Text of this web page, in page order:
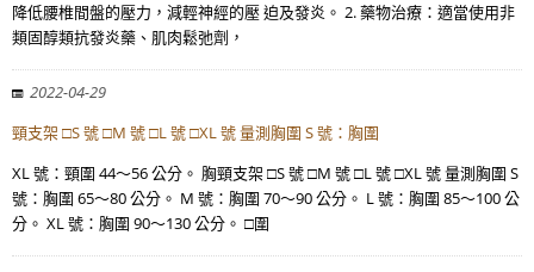
降低腰椎間盤的壓力，減輕神經的壓 迫及發炎。 2. 藥物治療：適當使用非
類固醇類抗發炎藥、肌肉鬆弛劑，
2022-04-29
頸支架 □S 號 □M 號 □L 號 □XL 號 量測胸圍 S 號：胸圍
XL 號：頸圍 44～56 公分。 胸頸支架 □S 號 □M 號 □L 號 □XL 號 量測胸圍 S
號：胸圍 65～80 公分。 M 號：胸圍 70～90 公分。 L 號：胸圍 85～100 公
分。 XL 號：胸圍 90～130 公分。 □圍